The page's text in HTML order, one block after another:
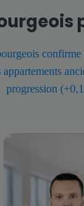
confirme
progression